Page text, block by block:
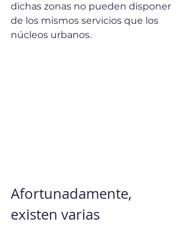
dichas zonas no pueden disponer
de los mismos servicios que los
núcleos urbanos.
Afortunadamente,
existen varias